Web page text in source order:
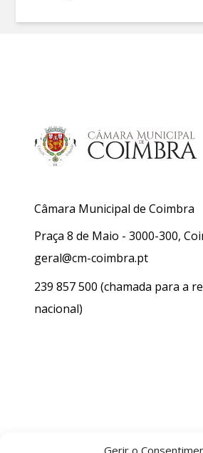
Gerir o
Câmara Municipal de Coimbra
Praça 8 de Maio - 3000-300,
geral@cm-coimbra.pt
239 857 500 (chamada para a
nacional)